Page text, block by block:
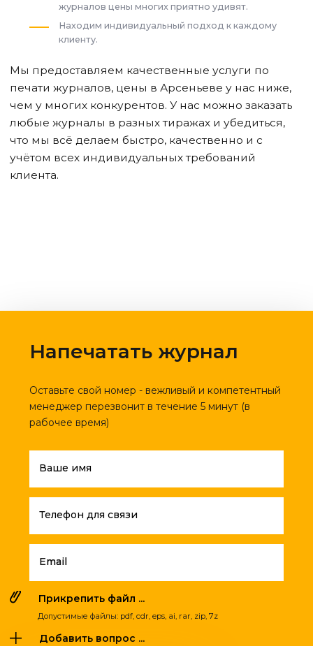
журналов цены многих приятно удивят.
Находим индивидуальный подход к каждому
клиенту.
Мы предоставляем качественные услуги по
печати журналов, цены в Арсеньеве у нас ниже,
чем у многих конкурентов. У нас можно заказать
любые журналы в разных тиражах и убедиться,
что мы всё делаем быстро, качественно и с
учётом всех индивидуальных требований
клиента.
Напечатать журнал
Оставьте свой номер - вежливый и компетентный
менеджер перезвонит в течение 5 минут (в
рабочее время)
Ваше имя
Телефон для связи
Email
Прикрепить файл ...
Допустимые файлы: pdf, cdr, eps, ai, rar, zip, 7z
Добавить вопрос ...